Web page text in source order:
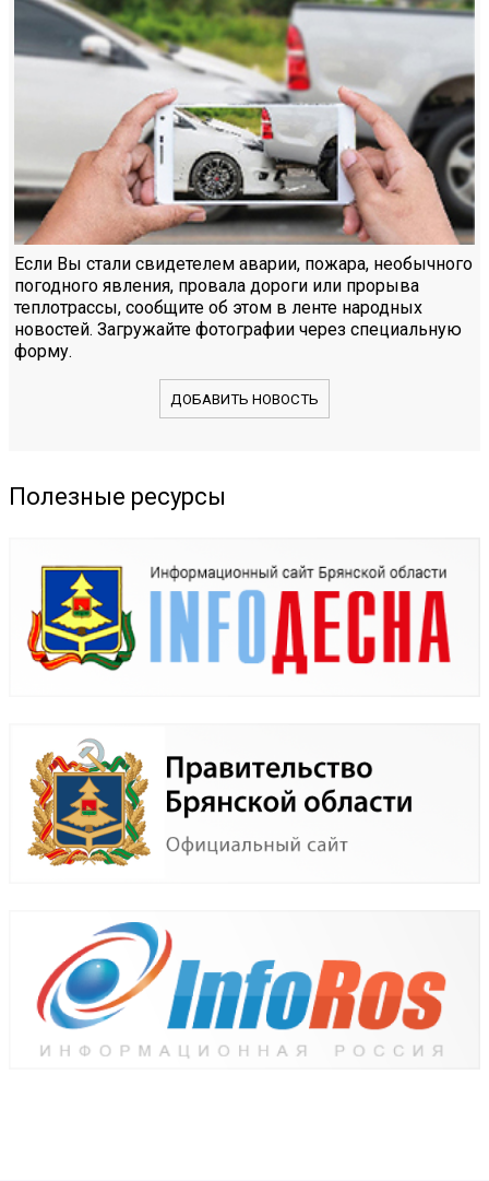
Если Вы стали свидетелем аварии, пожара, необычного
погодного явления, провала дороги или прорыва
теплотрассы, сообщите об этом в ленте народных
новостей. Загружайте фотографии через специальную
форму.
ДОБАВИТЬ НОВОСТЬ
Полезные ресурсы